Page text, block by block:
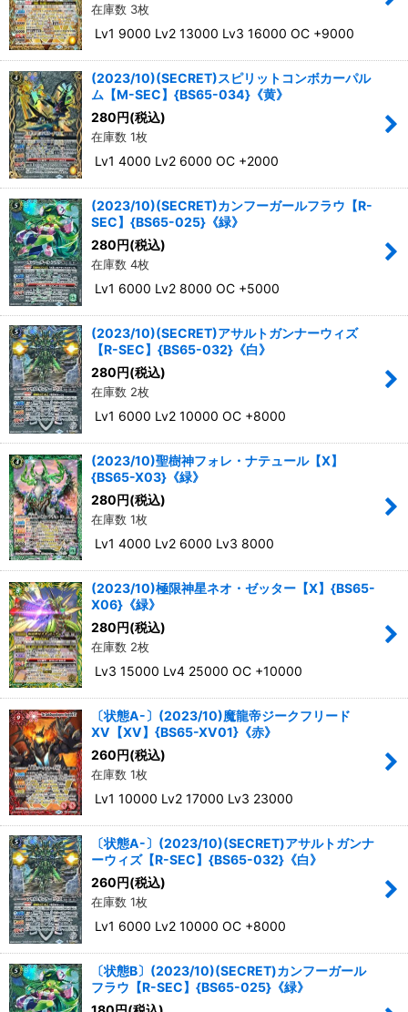
在庫数 3枚
Lv1 9000 Lv2 13000 Lv3 16000 OC +9000
(2023/10)(SECRET)スピリットコンボカーパル
ム【M-SEC】{BS65-034}《黄》
280円(税込)
在庫数 1枚
Lv1 4000 Lv2 6000 OC +2000
(2023/10)(SECRET)カンフーガールフラウ【R-
SEC】{BS65-025}《緑》
280円(税込)
在庫数 4枚
Lv1 6000 Lv2 8000 OC +5000
(2023/10)(SECRET)アサルトガンナーウィズ
【R-SEC】{BS65-032}《白》
280円(税込)
在庫数 2枚
Lv1 6000 Lv2 10000 OC +8000
(2023/10)聖樹神フォレ・ナテュール【X】
{BS65-X03}《緑》
280円(税込)
在庫数 1枚
Lv1 4000 Lv2 6000 Lv3 8000
(2023/10)極限神星ネオ・ゼッター【X】{BS65-
X06}《緑》
280円(税込)
在庫数 2枚
Lv3 15000 Lv4 25000 OC +10000
〔状態A-〕(2023/10)魔龍帝ジークフリード
XV【XV】{BS65-XV01}《赤》
260円(税込)
在庫数 1枚
Lv1 10000 Lv2 17000 Lv3 23000
〔状態A-〕(2023/10)(SECRET)アサルトガンナ
ーウィズ【R-SEC】{BS65-032}《白》
260円(税込)
在庫数 1枚
Lv1 6000 Lv2 10000 OC +8000
〔状態B〕(2023/10)(SECRET)カンフーガール
フラウ【R-SEC】{BS65-025}《緑》